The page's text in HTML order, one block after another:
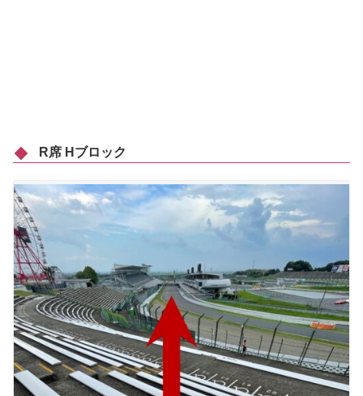
R席 Hブロック